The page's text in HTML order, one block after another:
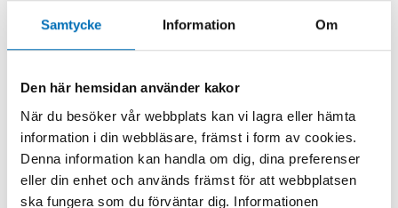
Samtycke Information Om
Den här hemsidan använder kakor
När du besöker vår webbplats kan vi lagra eller hämta
information i din webbläsare, främst i form av cookies.
Denna information kan handla om dig, dina preferenser
eller din enhet och används främst för att webbplatsen
ska fungera som du förväntar dig. Informationen
barn, FAS, FASD,
fosterskada, graviditet,
Tema: FASD, unga
Alkohol
Relaterat innehåll